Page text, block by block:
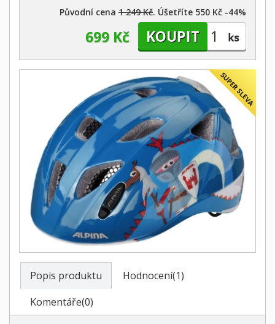
Původní cena 1 249 Kč. Úšetříte 550 Kč -44%
699 Kč
Popis produktu
Hodnocení(1)
Komentáře(0)